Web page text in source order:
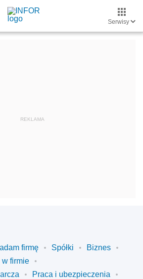
Serwisy
firmę Spółki
Biznes
w firmie
Praca i ubezpieczenia